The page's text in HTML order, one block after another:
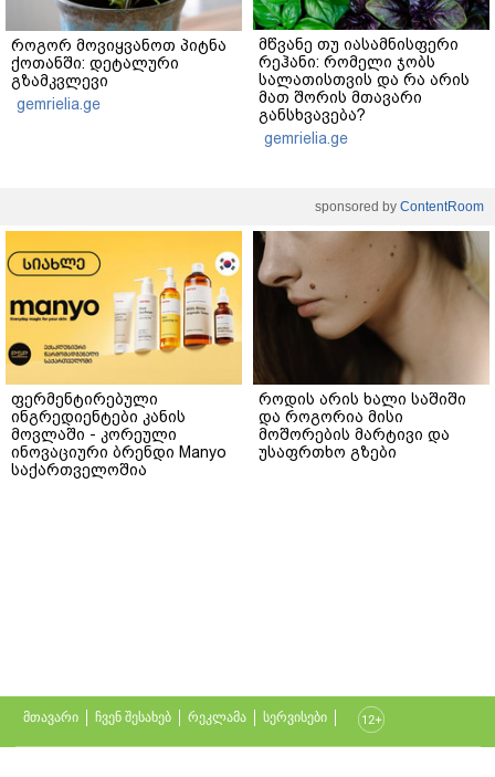
როგორ მოვიყვანოთ პიტნა
ქოთანში: დეტალური
გზამკვლევი
gemrielia.ge
მწვანე თუ იასამნისფერი
რეჰანი: რომელი ჯობს
სალათისთვის და რა არის
მათ შორის მთავარი
განსხვავება?
gemrielia.ge
sponsored by ContentRoom
ფერმენტირებული
ინგრედიენტები კანის
მოვლაში - კორეული
ინოვაციური ბრენდი Manyo
საქართველოშია
როდის არის ხალი საშიში
და როგორია მისი
მოშორების მარტივი და
უსაფრთხო გზები
მთავარი ჩვენ შესახებ რეკლამა სერვისები